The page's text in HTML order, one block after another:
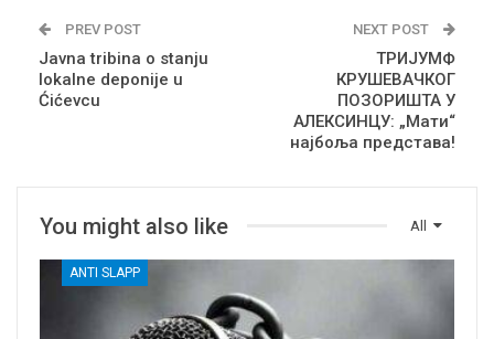
PREV POST
Javna tribina o stanju
lokalne deponije u
Ćićevcu
NEXT POST
ТРИЈУМФ
КРУШЕВАЧКОГ
ПОЗОРИШТА У
АЛЕКСИНЦУ: „Мати“
најбоља представа!
All
You might also like
ANTI SLAPP